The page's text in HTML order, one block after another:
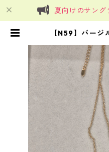
夏向けのサング
【N59】バージ